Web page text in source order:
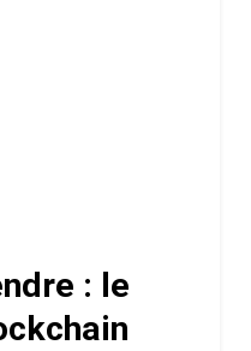
: le